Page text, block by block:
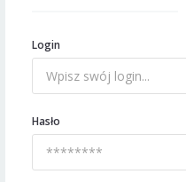
Login
Hasło